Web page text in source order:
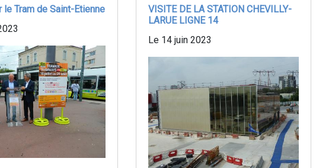
le Tram de Saint-Etienne
VISITE DE LA STATION CHEVILLY-
LARUE LIGNE 14
Le 14 juin 2023